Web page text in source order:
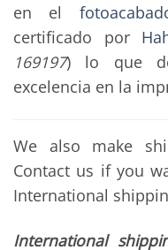
en el
certificado por
169197) lo que
excelencia en la
We also make
Contact us if you
International
International